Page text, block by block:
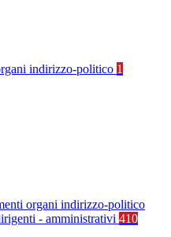
indirizzo-politico 1
organi indirizzo-politico
- amministrativi 410